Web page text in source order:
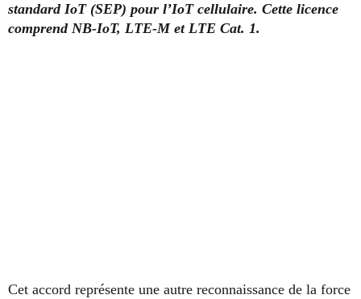
standard IoT (SEP) pour l’IoT cellulaire. Cette licence
comprend NB-IoT, LTE-M et LTE Cat. 1.
Cet accord représente une autre reconnaissance de la force